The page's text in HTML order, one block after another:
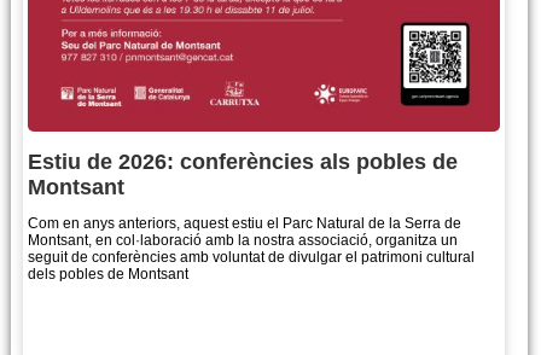
Estiu de 2026: conferències als pobles de
Montsant
Com en anys anteriors, aquest estiu el Parc Natural de la Serra de
Montsant, en col·laboració amb la nostra associació, organitza un
seguit de conferències amb voluntat de divulgar el patrimoni cultural
dels pobles de Montsant